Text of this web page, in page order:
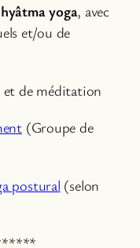
yoga, avec
et/ou de
et de méditation
(Groupe de
postural (selon